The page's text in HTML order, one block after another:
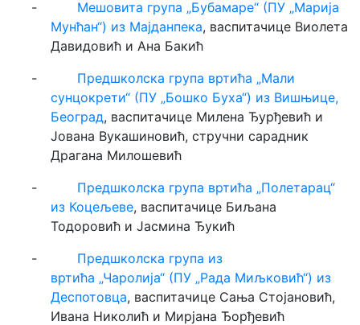
- Мешовита група „Бубамаре“ (ПУ „Марија
Мунћан“) из Мајданпека, васпитачице Виолета
Давидовић и Ана Бакић
- Предшколска група вртића „Мали
сунцoкрети“ (ПУ „Бошко Буха“) из Вишњице,
Београд, васпитачице Милена Ђурђевић и
Јована Вукашиновић, стручни сарадник
Драгана Милошевић
- Предшколска група вртића „Полетарац“
из Коцељеве, васпитачице Биљана
Тодоровић и Јасмина Ђукић
- Предшколска група из
вртића „Чаролија“ (ПУ „Рада Миљковић“) из
Деспотовца, васпитачице Сања Стојановић,
Ивана Николић и Мирјана Ђорђевић